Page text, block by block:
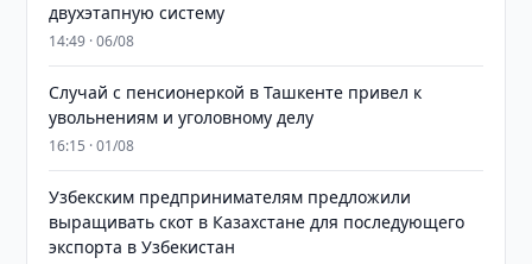
двухэтапную систему
14:49 · 06/08
Случай с пенсионеркой в Ташкенте привел к
увольнениям и уголовному делу
16:15 · 01/08
Узбекским предпринимателям предложили
выращивать скот в Казахстане для последующего
экспорта в Узбекистан